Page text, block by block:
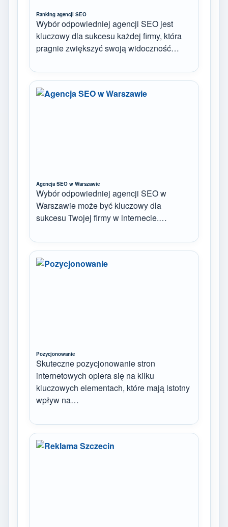
Ranking agencji SEO
Wybór odpowiedniej agencji SEO jest
kluczowy dla sukcesu każdej firmy, która
pragnie zwiększyć swoją widoczność…
Agencja SEO w Warszawie
Wybór odpowiedniej agencji SEO w
Warszawie może być kluczowy dla
sukcesu Twojej firmy w internecie.…
Pozycjonowanie
Skuteczne pozycjonowanie stron
internetowych opiera się na kilku
kluczowych elementach, które mają istotny
wpływ na…